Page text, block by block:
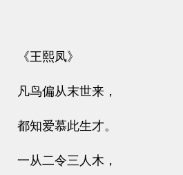
《王熙凤》
凡鸟偏从末世来，
都知爱慕此生才。
一从二令三人木，